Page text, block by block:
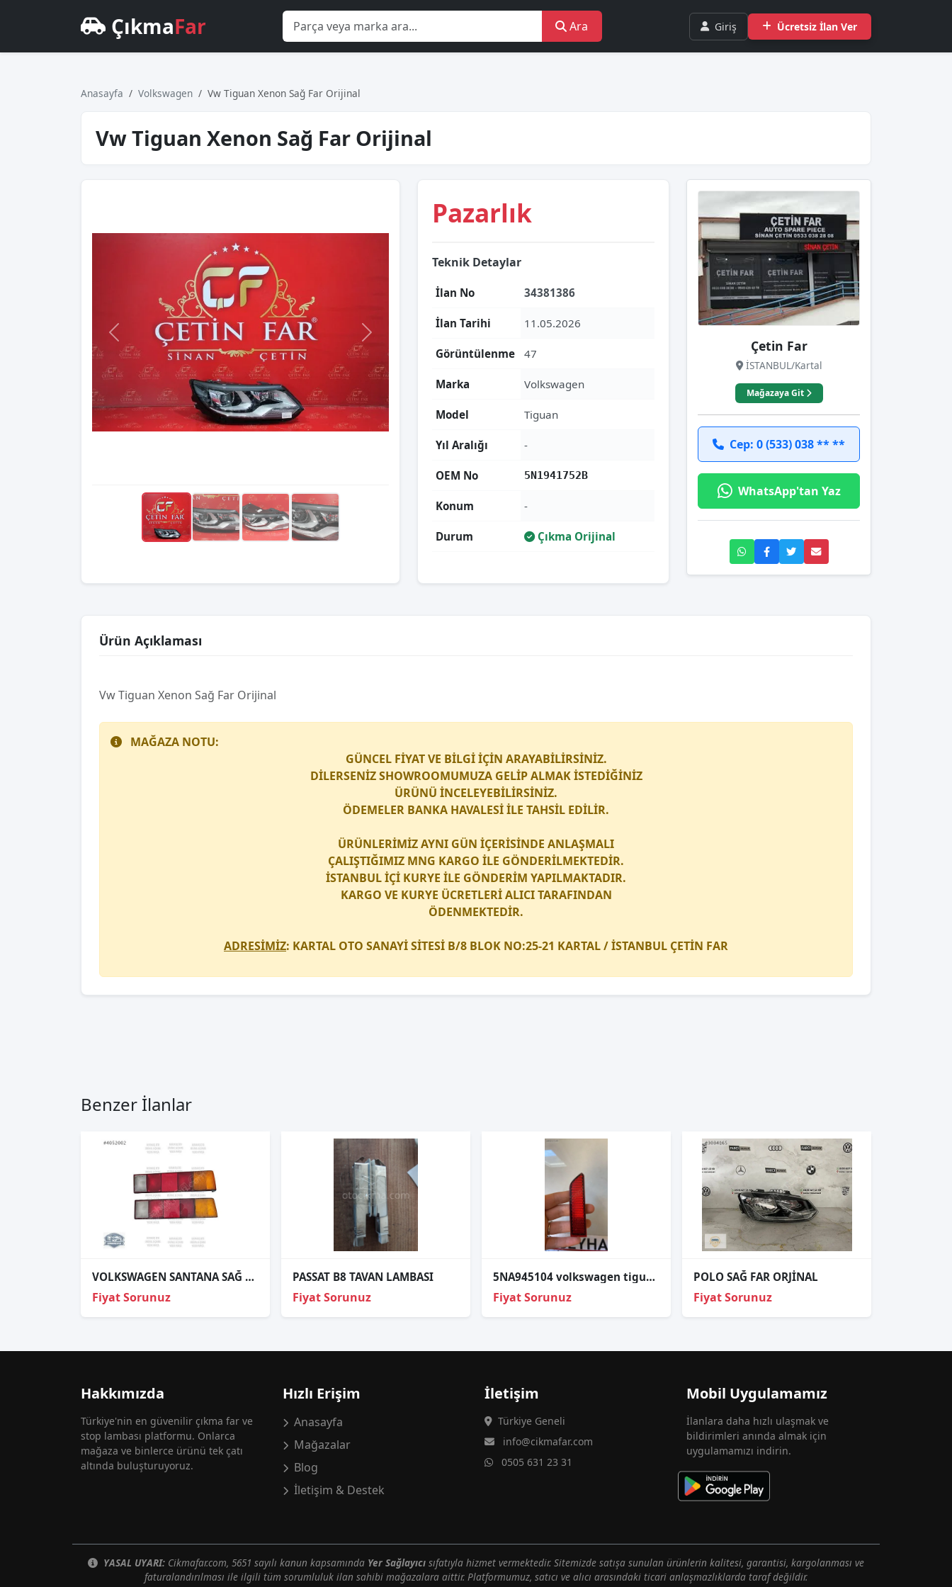
ÇıkmaFar Ara Giriş Ücretsiz İlan Ver
Anasayfa Volkswagen Vw Tiguan Xenon Sağ Far Orijinal
Vw Tiguan Xenon Sağ Far Orijinal
Pazarlık
Teknik Detaylar
İlan No 34381386
İlan Tarihi 11.05.2026
Görüntülenme 47
Marka Volkswagen
Model Tiguan
Yıl Aralığı -
OEM No 5N1941752B
Konum -
Durum Çıkma Orijinal
Çetin Far
İSTANBUL/Kartal
Mağazaya Git
Cep: 0 (533) 038 ** **
WhatsApp'tan Yaz
Ürün Açıklaması
Vw Tiguan Xenon Sağ Far Orijinal
MAĞAZA NOTU:
GÜNCEL FİYAT VE BİLGİ İÇİN ARAYABİLİRSİNİZ.
DİLERSENİZ SHOWROOMUMUZA GELİP ALMAK İSTEDİĞİNİZ
ÜRÜNÜ İNCELEYEBİLİRSİNİZ.
ÖDEMELER BANKA HAVALESİ İLE TAHSİL EDİLİR.
ÜRÜNLERİMİZ AYNI GÜN İÇERİSİNDE ANLAŞMALI
ÇALIŞTIĞIMIZ MNG KARGO İLE GÖNDERİLMEKTEDİR.
İSTANBUL İÇİ KURYE İLE GÖNDERİM YAPILMAKTADIR.
KARGO VE KURYE ÜCRETLERİ ALICI TARAFINDAN
ÖDENMEKTEDİR.
ADRESİMİZ: KARTAL OTO SANAYİ SİTESİ B/8 BLOK NO:25-21 KARTAL / İSTANBUL ÇETİN FAR
Benzer İlanlar
VOLKSWAGEN SANTANA SAĞ STOP ORJİNAL ÇIKMA
Fiyat Sorunuz
PASSAT B8 TAVAN LAMBASI
Fiyat Sorunuz
5NA945104 volkswagen tiguan 2018 arka tampon sağ reflektör
Fiyat Sorunuz
POLO SAĞ FAR ORJİNAL
Fiyat Sorunuz
Hakkımızda
Türkiye'nin en güvenilir çıkma far ve
stop lambası platformu. Onlarca
mağaza ve binlerce ürünü tek çatı
altında buluşturuyoruz.
Hızlı Erişim
Anasayfa
Mağazalar
Blog
İletişim & Destek
İletişim
Türkiye Geneli
info@cikmafar.com
0505 631 23 31
Mobil Uygulamamız
İlanlara daha hızlı ulaşmak ve
bildirimleri anında almak için
uygulamamızı indirin.
YASAL UYARI: Cikmafar.com, 5651 sayılı kanun kapsamında Yer Sağlayıcı sıfatıyla hizmet vermektedir. Sitemizde satışa sunulan ürünlerin kalitesi, garantisi, kargolanması ve
faturalandırılması ile ilgili tüm sorumluluk ilan sahibi mağazalara aittir. Platformumuz, satıcı ve alıcı arasındaki ticari anlaşmazlıklarda taraf değildir.